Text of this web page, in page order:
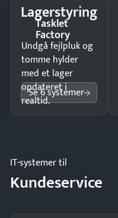
Lagerstyring
Tasklet
Factory
Undgå fejlpluk og
tomme hylder
med et lager
opdateret i
realtid.
Se 6 systemer
IT-systemer til
Kundeservice